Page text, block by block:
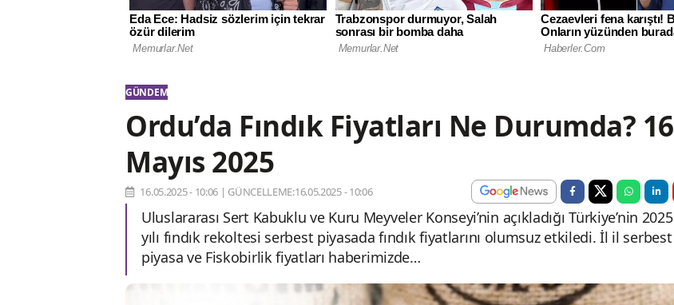
GÜNDEM
Ordu’da Fındık Fiyatları Ne Durumda? 16
Mayıs 2025
16.05.2025 - 10:06 | GÜNCELLEME:16.05.2025 - 10:06
Uluslararası Sert Kabuklu ve Kuru Meyveler Konseyi’nin açıkladığı Türkiye’nin 2025
yılı fındık rekoltesi serbest piyasada fındık fiyatlarını olumsuz etkiledi. İl il serbest
piyasa ve Fiskobirlik fiyatları haberimizde…